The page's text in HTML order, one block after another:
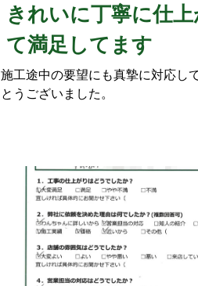
きれいに丁寧に仕
て満足してます
施工途中の要望にも真摯に対応し
とうございました。